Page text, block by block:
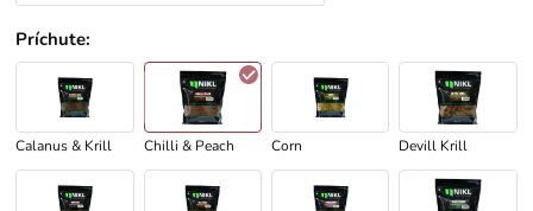
Príchute:
Calanus & Krill Chilli & Peach Corn Devill Krill